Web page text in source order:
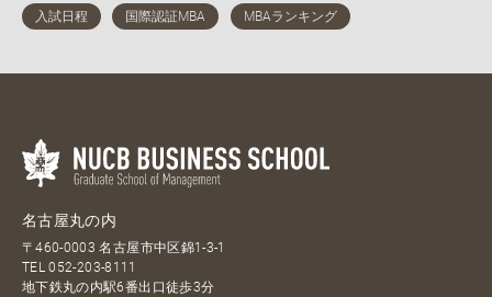
名古屋丸の内
〒460-0003 名古屋市中区錦1-3-1
TEL052-203-8111
地下鉄丸の内駅6番出口徒歩3分